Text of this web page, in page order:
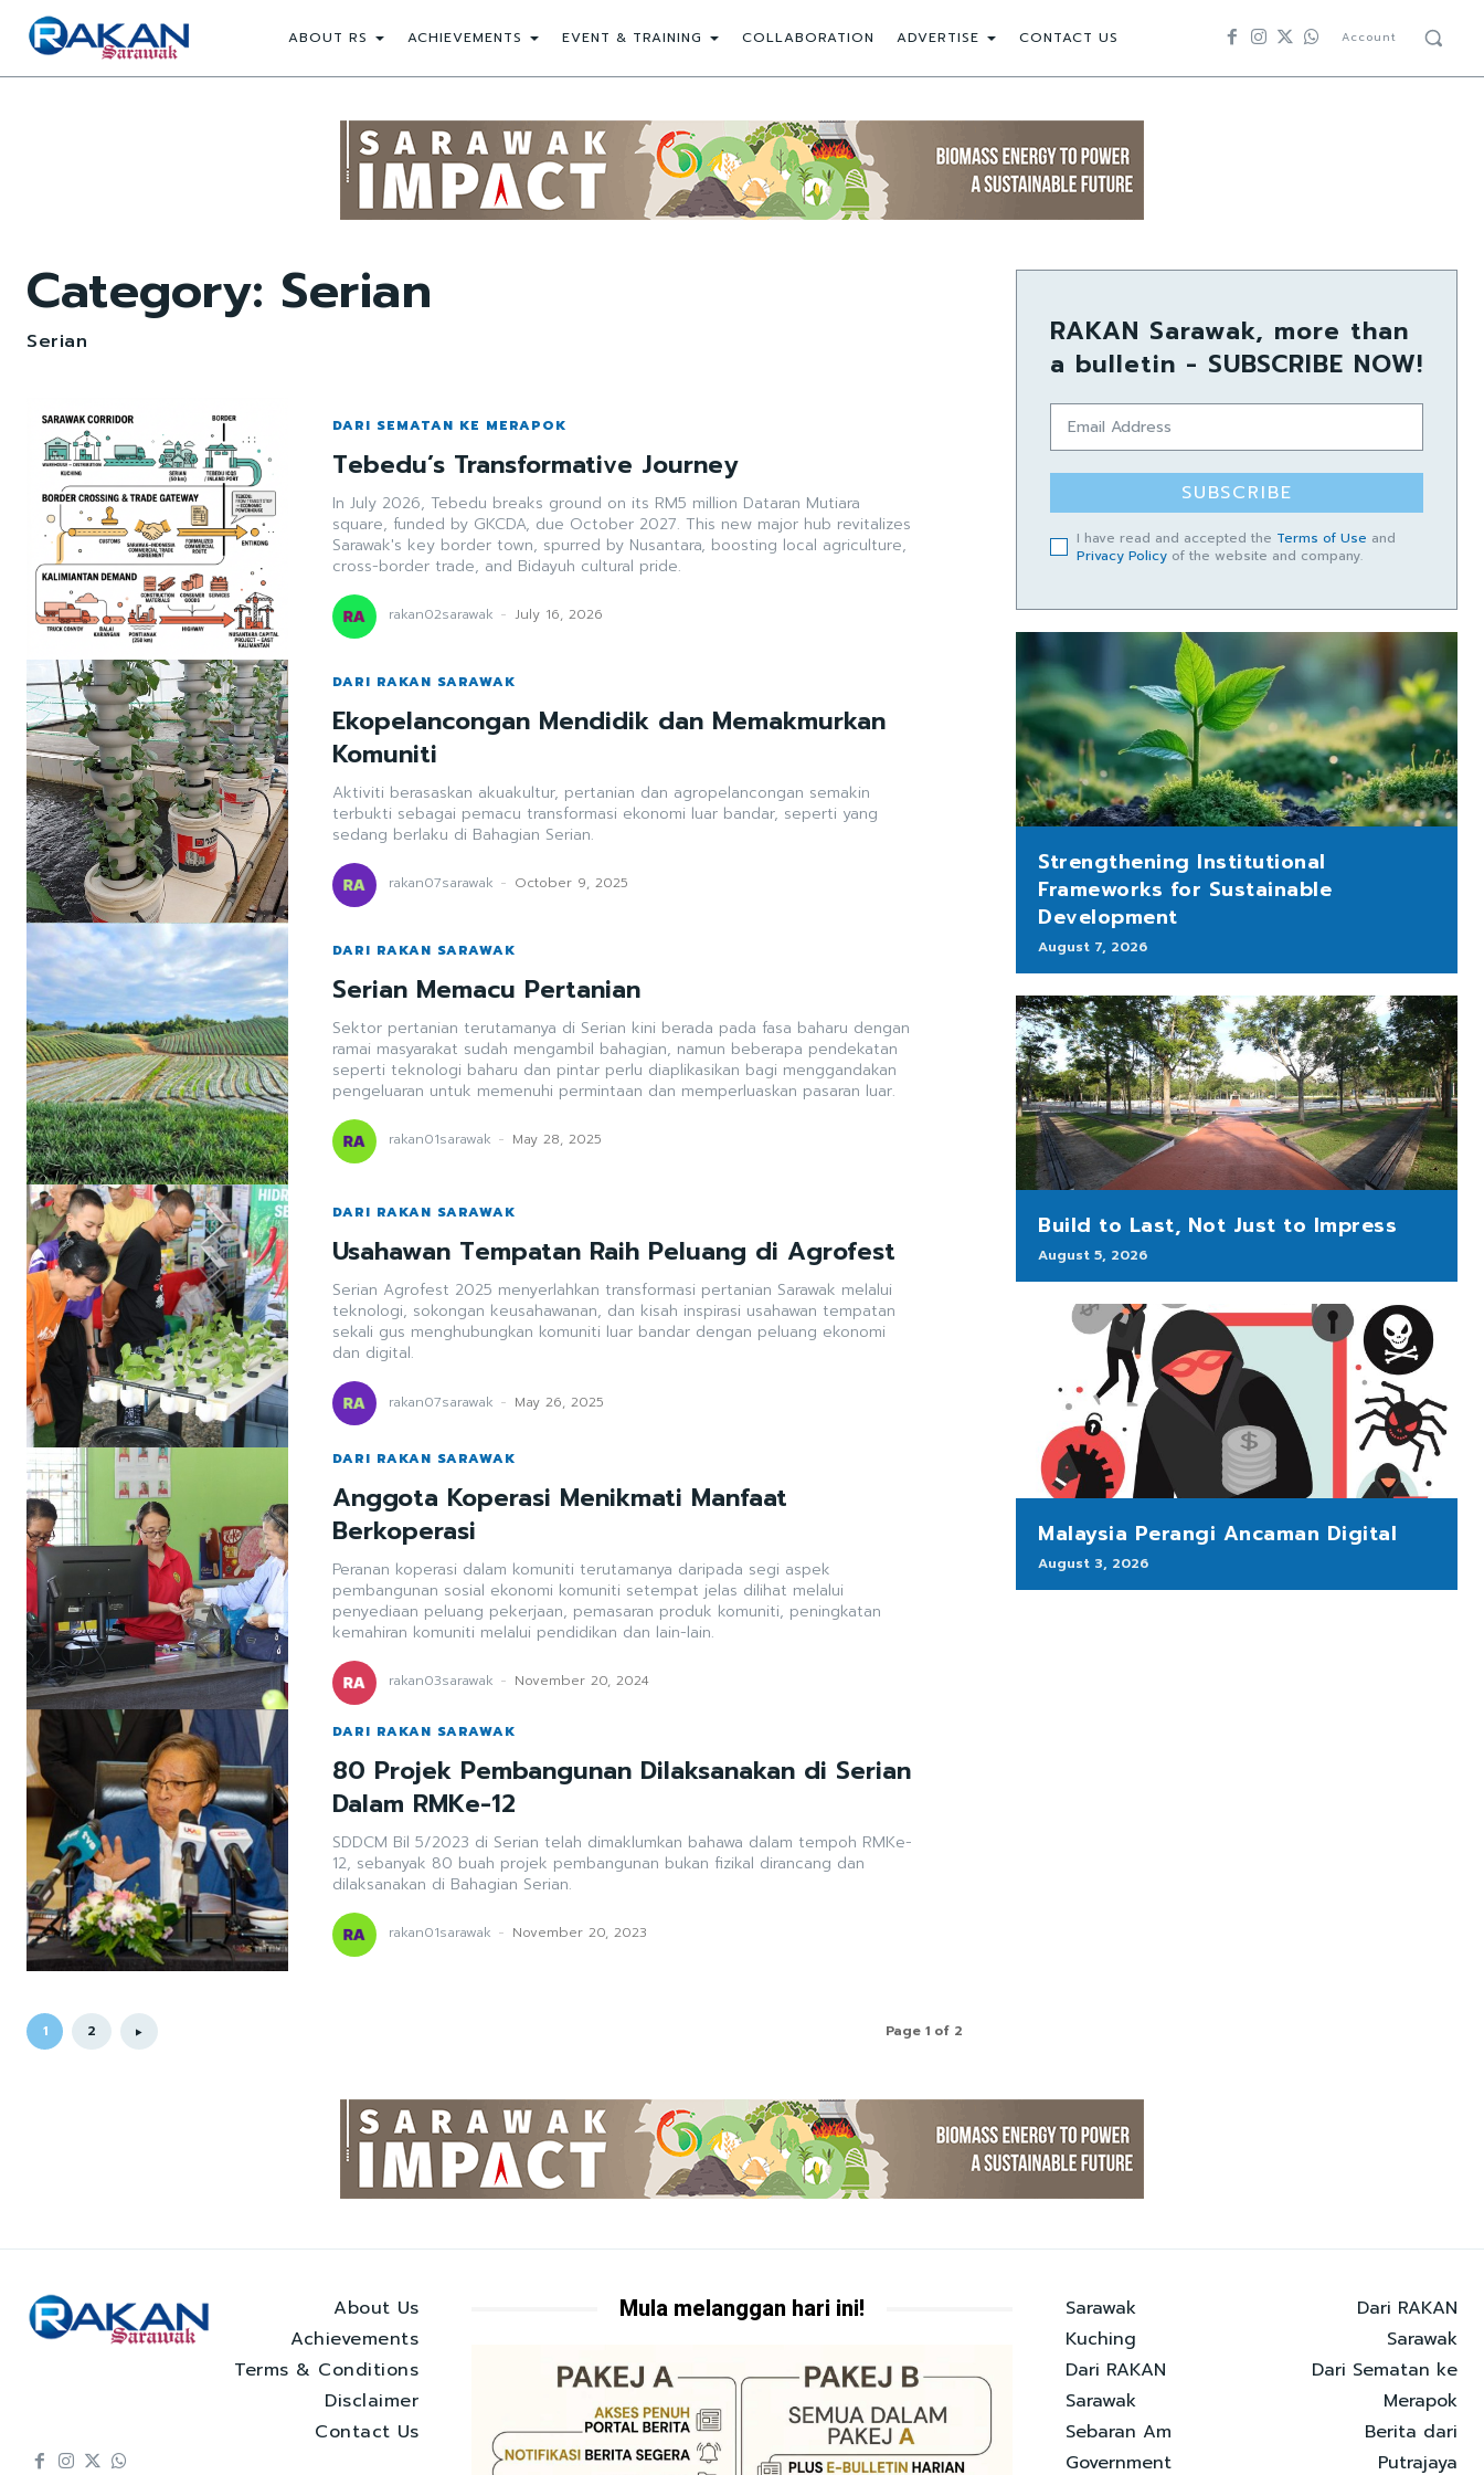
ABOUT RS ACHIEVEMENTS EVENT & TRAINING COLLABORATION ADVERTISE CONTACT US Account
Category: Serian
Serian
DARI SEMATAN KE MERAPOK
Tebedu’s Transformative Journey
In July 2026, Tebedu breaks ground on its RM5 million Dataran Mutiara
square, funded by GKCDA, due October 2027. This new major hub revitalizes
Sarawak's key border town, spurred by Nusantara, boosting local agriculture,
cross-border trade, and Bidayuh cultural pride.
rakan02sarawak - July 16, 2026
DARI RAKAN SARAWAK
Ekopelancongan Mendidik dan Memakmurkan
Komuniti
Aktiviti berasaskan akuakultur, pertanian dan agropelancongan semakin
terbukti sebagai pemacu transformasi ekonomi luar bandar, seperti yang
sedang berlaku di Bahagian Serian.
rakan07sarawak - October 9, 2025
DARI RAKAN SARAWAK
Serian Memacu Pertanian
Sektor pertanian terutamanya di Serian kini berada pada fasa baharu dengan
ramai masyarakat sudah mengambil bahagian, namun beberapa pendekatan
seperti teknologi baharu dan pintar perlu diaplikasikan bagi menggandakan
pengeluaran untuk memenuhi permintaan dan memperluaskan pasaran luar.
rakan01sarawak - May 28, 2025
DARI RAKAN SARAWAK
Usahawan Tempatan Raih Peluang di Agrofest
Serian Agrofest 2025 menyerlahkan transformasi pertanian Sarawak melalui
teknologi, sokongan keusahawanan, dan kisah inspirasi usahawan tempatan
sekali gus menghubungkan komuniti luar bandar dengan peluang ekonomi
dan digital.
rakan07sarawak - May 26, 2025
DARI RAKAN SARAWAK
Anggota Koperasi Menikmati Manfaat
Berkoperasi
Peranan koperasi dalam komuniti terutamanya daripada segi aspek
pembangunan sosial ekonomi komuniti setempat jelas dilihat melalui
penyediaan peluang pekerjaan, pemasaran produk komuniti, peningkatan
kemahiran komuniti melalui pendidikan dan lain-lain.
rakan03sarawak - November 20, 2024
DARI RAKAN SARAWAK
80 Projek Pembangunan Dilaksanakan di Serian
Dalam RMKe-12
SDDCM Bil 5/2023 di Serian telah dimaklumkan bahawa dalam tempoh RMKe-
12, sebanyak 80 buah projek pembangunan bukan fizikal dirancang dan
dilaksanakan di Bahagian Serian.
rakan01sarawak - November 20, 2023
1 2 Page 1 of 2
RAKAN Sarawak, more than
a bulletin - SUBSCRIBE NOW!
SUBSCRIBE
I have read and accepted the Terms of Use and
Privacy Policy of the website and company.
Strengthening Institutional
Frameworks for Sustainable
Development
August 7, 2026
Build to Last, Not Just to Impress
August 5, 2026
Malaysia Perangi Ancaman Digital
August 3, 2026
About Us
Achievements
Terms & Conditions
Disclaimer
Contact Us
Mula melanggan hari ini!
Sarawak
Kuching
Dari RAKAN
Sarawak
Sebaran Am
Government
Dari RAKAN
Sarawak
Dari Sematan ke
Merapok
Berita dari
Putrajaya